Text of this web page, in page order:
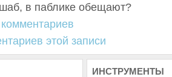
в паблике обещают?
этой записи
ИНСТРУМЕНТЫ